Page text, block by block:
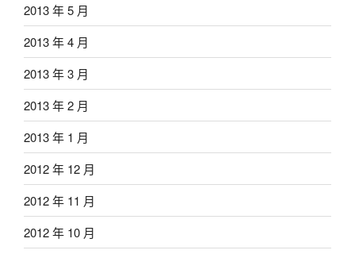
2013 年 5 月
2013 年 4 月
2013 年 3 月
2013 年 2 月
2013 年 1 月
2012 年 12 月
2012 年 11 月
2012 年 10 月